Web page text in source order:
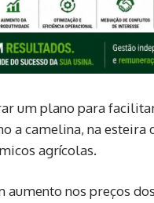
um plano para
a camelina, na esteira
agrícolas.
aumento nos preços